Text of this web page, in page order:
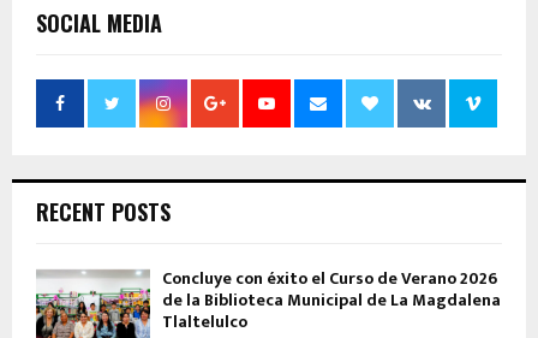
SOCIAL MEDIA
RECENT POSTS
Concluye con éxito el Curso de Verano 2026
de la Biblioteca Municipal de La Magdalena
Tlaltelulco